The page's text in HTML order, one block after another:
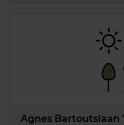
Agnes Bartoutslaan